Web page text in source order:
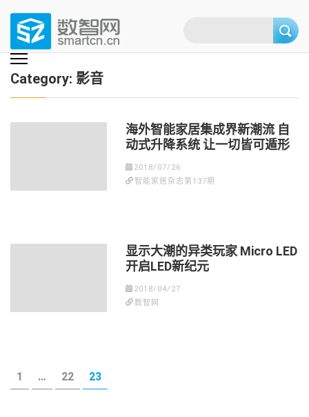
content
(Press
enter)
数智网
智能家居第一资讯门户 | 智能家居系统，智能家居产品，智能家居解决方
案，智能家居技术应用，智能家居行业观点，智能家居项目案例
Category: 影音
海外智能家居集成界新潮流 自
动式升降系统 让一切皆可遁形
2018/07/26
智能家居杂志第137期
显示大潮的异类玩家 Micro LED
开启LED新纪元
2018/04/27
数智网
Posts
pagination
PAGE
1 … PAGE
22 PAGE
23